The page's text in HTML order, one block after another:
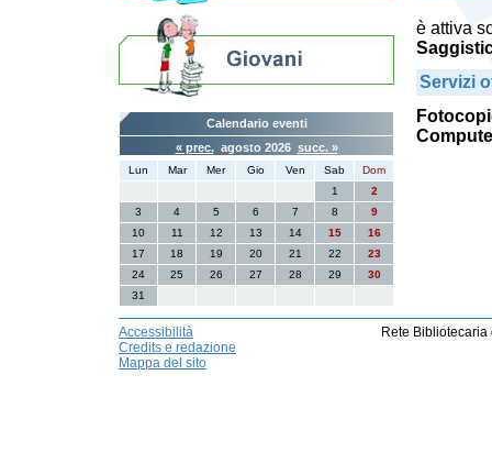
è attiva
Servizi
Calendario eventi
« prec.agosto 2026 succ. »
Lun Mar Mer Gio Ven Sab
Dom
1
2
3
4 5 6 7 8
9
10
11 12 13 14 15
16
17
18 19 20 21 22
23
24
25 26 27 28 29
30
31
Accessibilità
Credits e redazione
Mappa del sito
Rete